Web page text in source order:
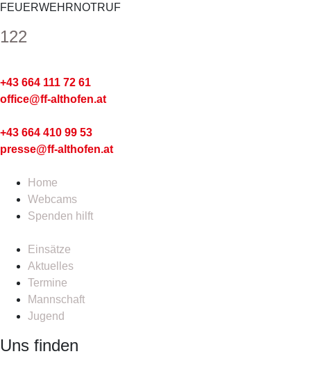
FEUERWEHRNOTRUF
122
+43 664 111 72 61
office@ff-althofen.at
+43 664 410 99 53
presse@ff-althofen.at
Home
Webcams
Spenden hilft
Einsätze
Aktuelles
Termine
Mannschaft
Jugend
Uns finden